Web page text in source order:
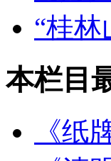
“桂
本栏目
《纸